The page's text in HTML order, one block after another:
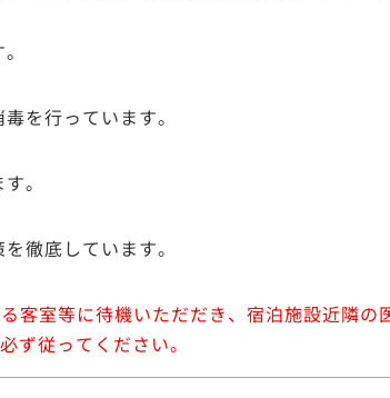
を行っています。
。
徹底しています。
室等に待機いただだき、宿泊施設近隣の
ず従ってください。